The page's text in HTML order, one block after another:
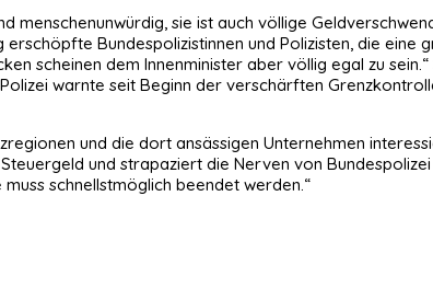
sie ist auch völlige
Bundespolizistinnen und Polizisten, die
scheinen dem Innenminister aber völlig egal zu
warnte seit Beginn der verschärften
und die dort ansässigen Unternehmen
und strapaziert die Nerven von
schnellstmöglich beendet werden.“